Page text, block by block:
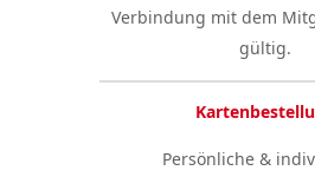
Verbindung mit dem
gültig.
Persönliche &